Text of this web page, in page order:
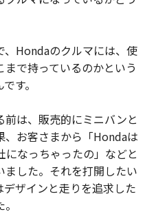
、Hondaのクルマには、使
で持っているのかという
す。
は、販売的にミニバンと
、お客さまから「Hondaは
なっちゃったの」などと
した。それを打開したい
ザインと走りを追求した